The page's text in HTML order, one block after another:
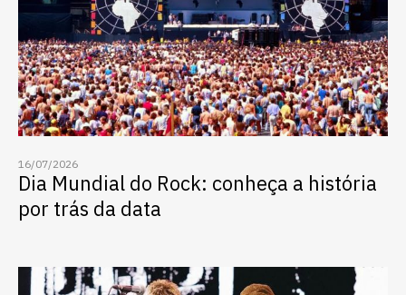
16/07/2026
Dia Mundial do Rock: conheça a história
por trás da data
vagas para início de curso
vagas a partir do 2º ano de curso